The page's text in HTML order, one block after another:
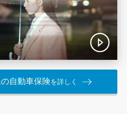
自動車保険を詳しく